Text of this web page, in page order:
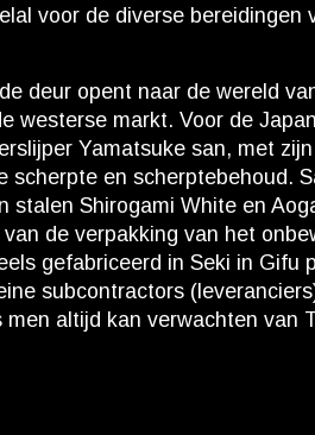
voor de diverse bereidingen
deur opent naar de wereld
westerse markt. Voor de
Yamatsuke san, met
scherpte en scherptebehoud.
stalen Shirogami White en
de verpakking van het
gefabriceerd in Seki in
subcontractors
altijd kan verwachten van